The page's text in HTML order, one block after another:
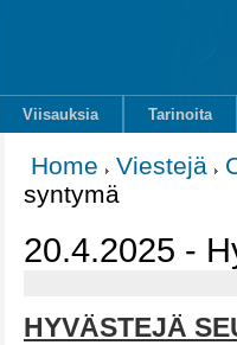
Viisauksia Tarinoita
Home Viestejä
syntymä
20.4.2025 -
HYVÄSTEJÄ